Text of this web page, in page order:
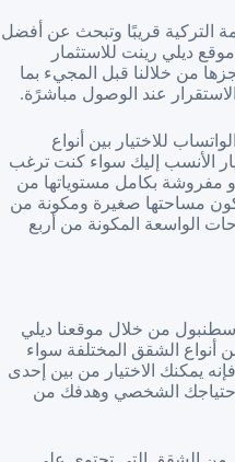
التركية قريبًا وتبحث عن أفضل
ديلي رينت للاستثمار
من خلالنا قبل المجيء بما
عند الوصول مباشرًة.
للاختيار بين أنواع
الأنسب إليك سواء كنت ترغب
بكامل مستوياتها من
مساحتها صغيرة ومكونة من
الواسعة المكونة من أربع
من خلال موقعنا ديلي
أنواع الشقق المختلفة سواء
يمكنك الاختيار من بين إحدى
احتياجك الشخصي وهدفك من